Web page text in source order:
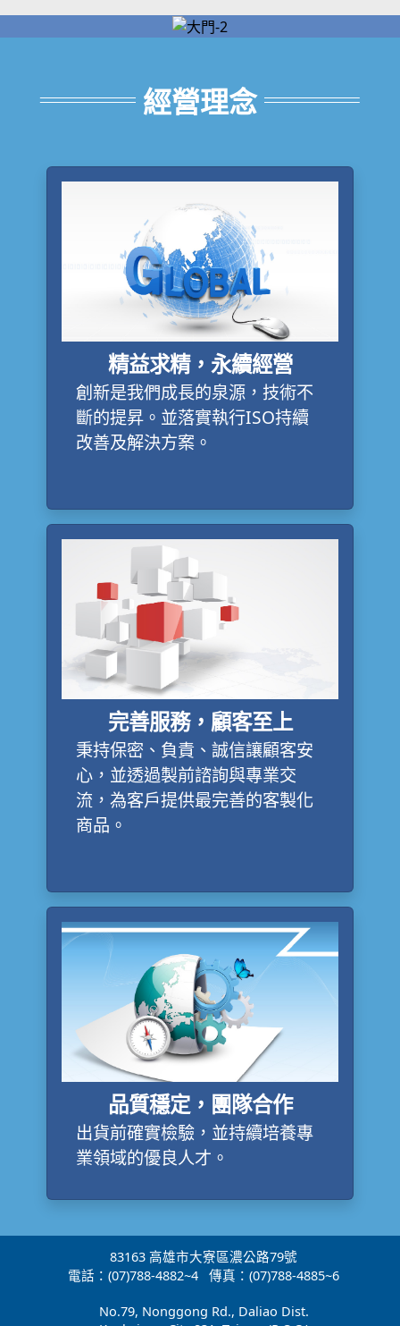
經營理念
精益求精，永續經營
創新是我們成長的泉源，技術不
斷的提昇。並落實執行ISO持續
改善及解決方案。
完善服務，顧客至上
秉持保密、負責、誠信讓顧客安
心，並透過製前諮詢與專業交
流，為客戶提供最完善的客製化
商品。
品質穩定，團隊合作
出貨前確實檢驗，並持續培養專
業領域的優良人才。
83163 高雄市大寮區濃公路79號
電話：(07)788-4882~4 傳真：(07)788-4885~6